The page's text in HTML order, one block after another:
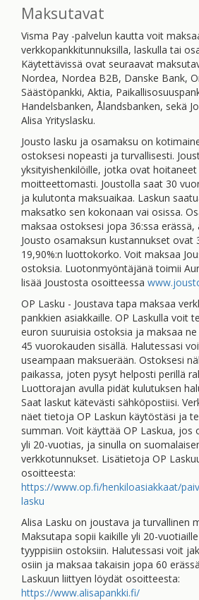
Maksutavat
Visma Pay -palvelun kautta voit
verkkopankkitunnuksilla, laskulla tai
Käytettävissä ovat seuraavat
Nordea, Nordea B2B, Danske Bank,
Säästöpankki, Aktia,
Handelsbanken, Ålandsbanken, sekä
Alisa Yrityslasku.
Jousto lasku ja osamaksu on
ostoksesi nopeasti ja turvallisesti.
yksityishenkilöille, jotka ovat hoitaneet
moitteettomasti. Joustolla saat 30
ja kulutonta maksuaikaa. Laskun
maksatko sen kokonaan vai osissa.
maksaa ostoksesi jopa 36:ssa erässä,
Jousto osamaksun kustannukset ovat
19,90%:n luottokorko. Voit maksaa
ostoksia. Luotonmyöntäjänä toimii
lisää Joustosta osoitteessa
OP Lasku - Joustava tapa maksaa
pankkien asiakkaille. OP Laskulla voit
euron suuruisia ostoksia ja maksaa
45 vuorokauden sisällä. Halutessasi
useampaan maksuerään. Ostoksesi
paikassa, joten pysyt helposti perillä
Luottorajan avulla pidät kulutuksen
Saat laskut kätevästi sähköpostiisi.
näet tietoja OP Laskun käytöstäsi ja
summan. Voit käyttää OP Laskua, jos
yli 20-vuotias, ja sinulla on
verkkotunnukset. Lisätietoja OP
osoitteesta:
https://www.op.fi/henkiloasiakkaat/
lasku
Alisa Lasku on joustava ja turvallinen
Maksutapa sopii kaikille yli 20-
tyyppisiin ostoksiin. Halutessasi voit
osiin ja maksaa takaisin jopa 60
Laskuun liittyen löydät osoitteesta:
https://www.alisapankki.fi/